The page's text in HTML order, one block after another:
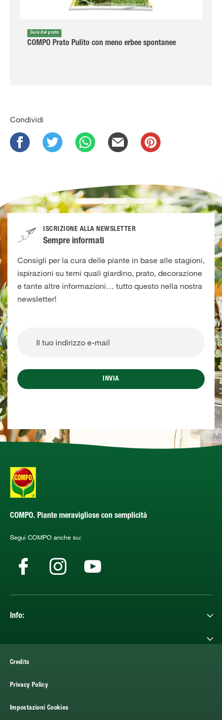
Cura del prato
COMPO Prato Pulito con meno erbee spontanee
Condividi
ISCRIZIONE ALLA NEWSLETTER
Sempre informati
Consigli per la cura delle piante in base alle stagioni,
ispirazioni su temi quali giardino, prato, decorazione
e tante altre informazioni… tutto questo nella nostra
newsletter!
INVIA
COMPO. Piante meravigliose con semplicità
Segui COMPO anche su:
Info:
Credits
Privacy Policy
Impostazioni Cookies